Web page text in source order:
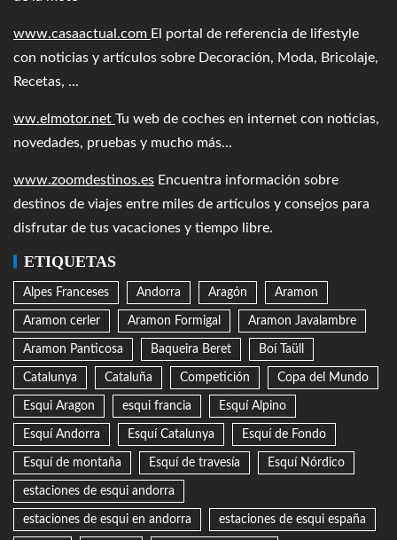
www.casaactual.com El portal de referencia de lifestyle
con noticias y artículos sobre Decoración, Moda, Bricolaje,
Recetas, ...
ww.elmotor.net Tu web de coches en internet con noticias,
novedades, pruebas y mucho más...
www.zoomdestinos.es Encuentra información sobre
destinos de viajes entre miles de artículos y consejos para
disfrutar de tus vacaciones y tiempo libre.
ETIQUETAS
Alpes Franceses Andorra Aragón Aramon
Aramon cerler Aramon Formigal Aramon Javalambre
Aramon Panticosa Baqueira Beret Boí Taüll
Catalunya Cataluña Competición Copa del Mundo
Esqui Aragon esqui francia Esquí Alpino
Esquí Andorra Esquí Catalunya Esquí de Fondo
Esquí de montaña Esquí de travesía Esquí Nórdico
estaciones de esqui andorra
estaciones de esqui en andorra estaciones de esqui españa